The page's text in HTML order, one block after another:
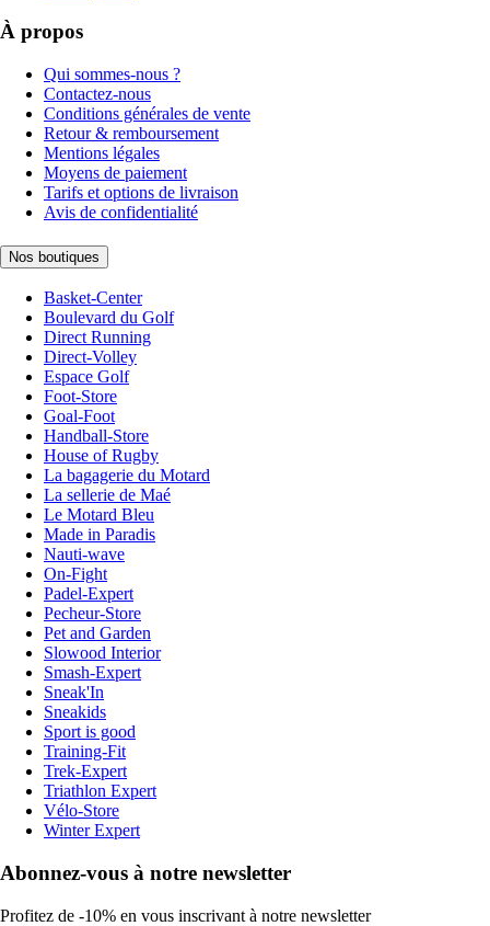
À propos
Qui sommes-nous ?
Contactez-nous
Conditions générales de vente
Retour & remboursement
Mentions légales
Moyens de paiement
Tarifs et options de livraison
Avis de confidentialité
Nos boutiques
Basket-Center
Boulevard du Golf
Direct Running
Direct-Volley
Espace Golf
Foot-Store
Goal-Foot
Handball-Store
House of Rugby
La bagagerie du Motard
La sellerie de Maé
Le Motard Bleu
Made in Paradis
Nauti-wave
On-Fight
Padel-Expert
Pecheur-Store
Pet and Garden
Slowood Interior
Smash-Expert
Sneak'In
Sneakids
Sport is good
Training-Fit
Trek-Expert
Triathlon Expert
Vélo-Store
Winter Expert
Abonnez-vous à notre newsletter
Profitez de -10% en vous inscrivant à notre newsletter